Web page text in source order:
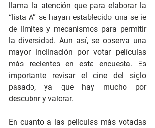
llama la atención que para elaborar la
“lista A” se hayan establecido una serie
de límites y mecanismos para permitir
la diversidad. Aun así, se observa una
mayor inclinación por votar películas
más recientes en esta encuesta. Es
importante revisar el cine del siglo
pasado, ya que hay mucho por
descubrir y valorar.
En cuanto a las películas más votadas